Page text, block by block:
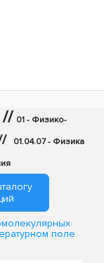
// 01 - Физико-
01.04.07 - Физика
поле